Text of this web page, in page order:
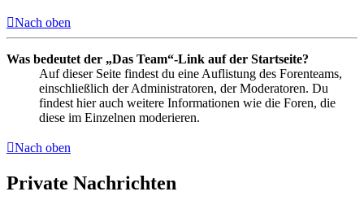
Nach oben
Was bedeutet der „Das Team“-Link auf der Startseite?
Auf dieser Seite findest du eine Auflistung des Forenteams,
einschließlich der Administratoren, der Moderatoren. Du
findest hier auch weitere Informationen wie die Foren, die
diese im Einzelnen moderieren.
Nach oben
Private Nachrichten